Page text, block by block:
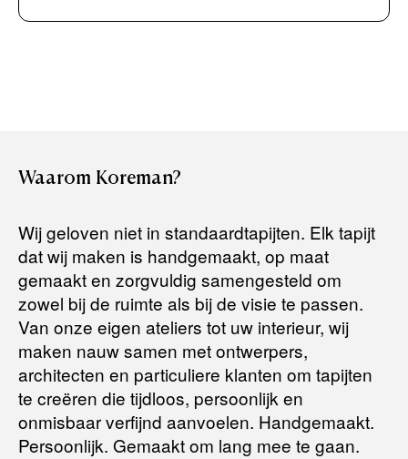
aankoopbedrag zo snel mogelijk terug, maar uiterlijkbinnen 14
dagen na herroeping .
Voor meer informatie kunt u terecht op:
Terugbetalingsbeleid
Waarom Koreman?
Wij geloven niet in standaardtapijten. Elk tapijt
dat wij maken is handgemaakt, op maat
gemaakt en zorgvuldig samengesteld om
zowel bij de ruimte als bij de visie te passen.
Van onze eigen ateliers tot uw interieur, wij
maken nauw samen met ontwerpers,
architecten en particuliere klanten om tapijten
te creëren die tijdloos, persoonlijk en
onmisbaar verfijnd aanvoelen. Handgemaakt.
Persoonlijk. Gemaakt om lang mee te gaan.